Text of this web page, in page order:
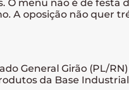
O menu não é de
oposição não quer
General Girão (PL/
da Base